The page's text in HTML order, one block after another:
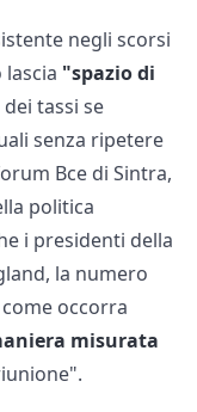
negli scorsi
"spazio di
tassi se
senza ripetere
Bce di Sintra,
politica
i presidenti della
la numero
occorra
misurata